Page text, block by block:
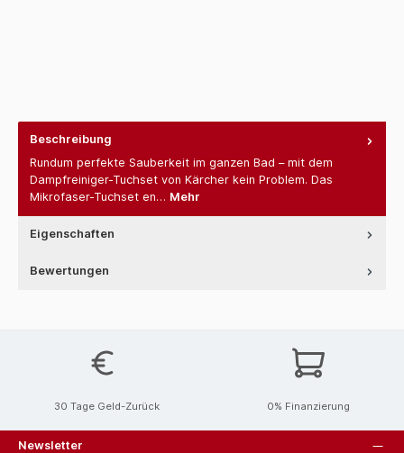
Beschreibung
Rundum perfekte Sauberkeit im ganzen Bad – mit dem
Dampfreiniger-Tuchset von Kärcher kein Problem. Das
Mikrofaser-Tuchset en… Mehr
Eigenschaften
Bewertungen
30 Tage Geld-Zurück 0% Finanzierung
Newsletter